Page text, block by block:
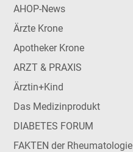
AHOP-News
Ärzte Krone
Apotheker Krone
ARZT & PRAXIS
Ärztin+Kind
Das Medizinprodukt
DIABETES FORUM
FAKTEN der Rheumatologie